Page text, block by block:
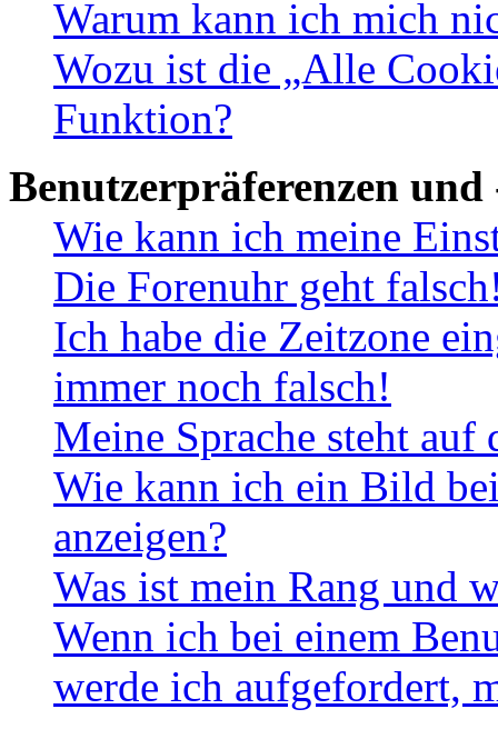
Warum kann ich mich
Wozu ist die „Alle
Funktion?
Benutzerpräferenzen und
Wie kann ich meine
Die Forenuhr geht
Ich habe die Zeitzone
immer noch falsch!
Meine Sprache steht
Wie kann ich ein Bild
anzeigen?
Was ist mein Rang und
Wenn ich bei einem
werde ich aufgefordert,